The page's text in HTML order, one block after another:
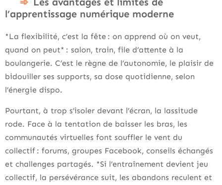
l’apprentissage numérique moderne
*La flexibilité, c’est la fête : on apprend où on veut,
quand on peut* : salon, train, file d’attente à la
boulangerie. C’est le règne de l’autonomie, le plaisir de
bidouiller ses supports, sa dose quotidienne, selon
l’énergie dispo.
Pourtant, à trop s’isoler devant l’écran, la lassitude
rode. Face à la tentation de baisser les bras, les
communautés virtuelles font souffler le vent du
collectif : forums, groupes Facebook, conseils échangés
et challenges partagés. *Si l’entraînement devient jeu
collectif, la persévérance suit, les abandons reculent et